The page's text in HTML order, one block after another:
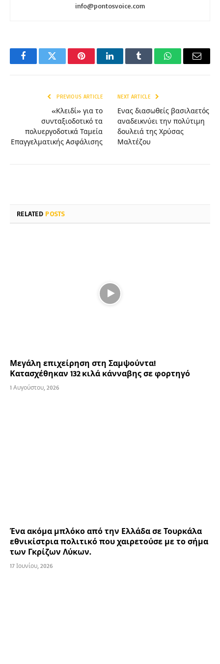
info@pontosvoice.com
FacebookTwitter PinterestLinkedInTumblr WhatsAppEmail
PREVIOUS ARTICLE
«Κλειδί» για το
συνταξιοδοτικό τα
πολυεργοδοτικά Ταμεία
Επαγγελματικής Ασφάλισης
NEXT ARTICLE
Ενας διασωθείς βασιλαετός
αναδεικνύει την πολύτιμη
δουλειά της Χρύσας
Μαλτέζου
RELATED POSTS
Μεγάλη επιχείρηση στη Σαμψούντα!
Κατασχέθηκαν 132 κιλά κάνναβης σε φορτηγό
1 Αυγούστου, 2026
Ένα ακόμα μπλόκο από την Ελλάδα σε Τουρκάλα
εθνικίστρια πολιτικό που χαιρετούσε με το σήμα
των Γκρίζων Λύκων.
17 Ιουνίου, 2026